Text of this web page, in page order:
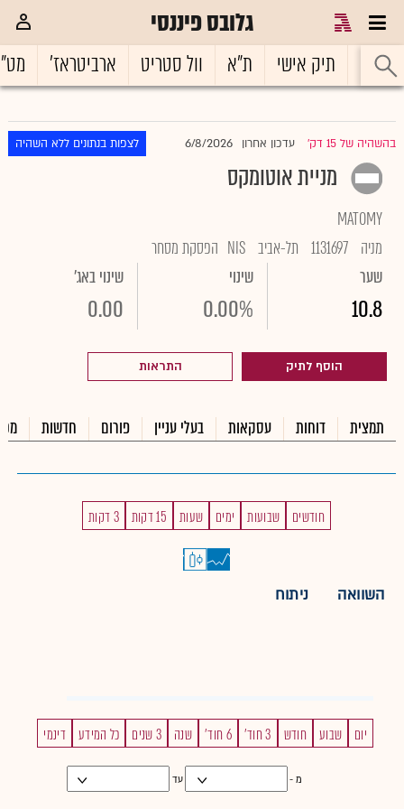
גלובס פיננסי
ראשי תיק אישי ת"א וול סטריט ארביטראז'
בהשהיה של 15 דק' עדכון אחרון 6/8/2026 לצפות בנתונים ללא השהיה
מניית אוטומקס
MATOMY
מניה 1131697 תל-אביב NIS הפסקת מסחר
שער
10.8
שינוי
0.00%
שינוי באג'
0.00
הוסף לתיק התראות
תמצית דוחות עסקאות בעלי עניין פורום חדשות
חודשים שבועות ימים שעות 15 דקות 3 דקות
השוואה ניתוח
יום שבוע חודש 3 חוד' 6 חוד' שנה 3 שנים כל המידע דינמי
מ - עד